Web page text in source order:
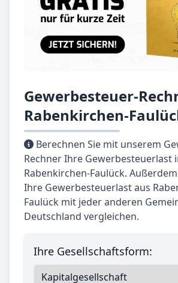
Gewerbesteuer-
Rabenkirchen-
Berechnen Sie mit unserem
Rechner Ihre Gewerbesteuerlast
Rabenkirchen-Faulück.
Ihre Gewerbesteuerlast aus
Faulück mit jeder anderen
Deutschland vergleichen.
Ihre Gesellschaftsform: